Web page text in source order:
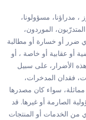
مدراؤنا، مسؤولونا،
الموردون،
ضرر أو خسارة أو مطالبة
أو عقابية أو خاصة ، أو
الأضرار، على سبيل
فقدان المدخرات،
مماثلة، سواء كان مصدرها
الصارمة أو غيرها. قد
من الخدمات أو المنتجات